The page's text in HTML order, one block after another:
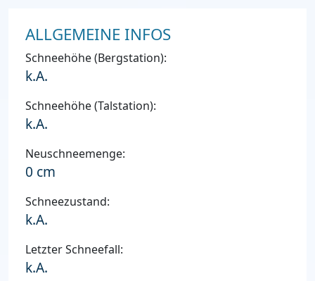
ALLGEMEINE INFOS
Schneehöhe (Bergstation):
k.A.
Schneehöhe (Talstation):
k.A.
Neuschneemenge:
0 cm
Schneezustand:
k.A.
Letzter Schneefall:
k.A.